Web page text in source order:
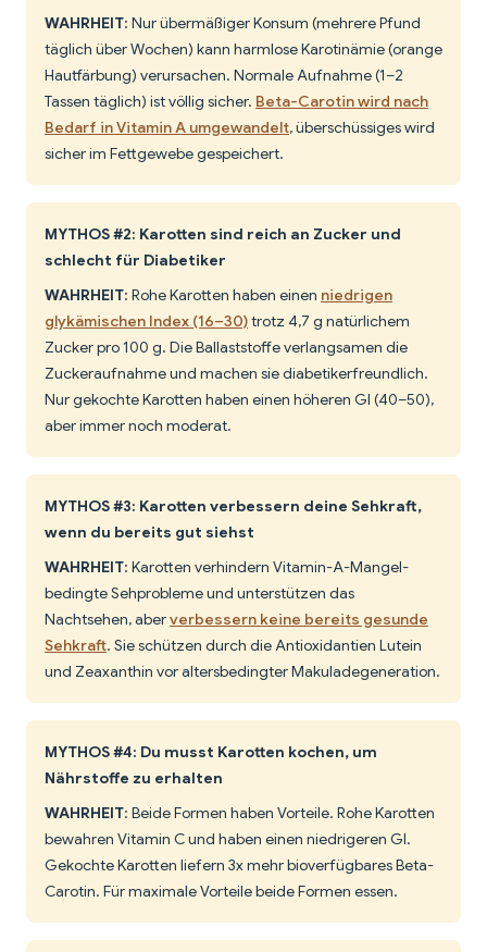
WAHRHEIT: Nur übermäßiger Konsum (mehrere Pfund
täglich über Wochen) kann harmlose Karotinämie (orange
Hautfärbung) verursachen. Normale Aufnahme (1–2
Tassen täglich) ist völlig sicher. Beta-Carotin wird nach
Bedarf in Vitamin A umgewandelt, überschüssiges wird
sicher im Fettgewebe gespeichert.
MYTHOS #2: Karotten sind reich an Zucker und
schlecht für Diabetiker
WAHRHEIT: Rohe Karotten haben einen niedrigen
glykämischen Index (16–30)trotz 4,7 g natürlichem
Zucker pro 100 g. Die Ballaststoffe verlangsamen die
Zuckeraufnahme und machen sie diabetikerfreundlich.
Nur gekochte Karotten haben einen höheren GI (40–50),
aber immer noch moderat.
MYTHOS #3: Karotten verbessern deine Sehkraft,
wenn du bereits gut siehst
WAHRHEIT: Karotten verhindern Vitamin-A-Mangel-
bedingte Sehprobleme und unterstützen das
Nachtsehen, aberverbessern keine bereits gesunde
Sehkraft. Sie schützen durch die Antioxidantien Lutein
und Zeaxanthin vor altersbedingter Makuladegeneration.
MYTHOS #4: Du musst Karotten kochen, um
Nährstoffe zu erhalten
WAHRHEIT: Beide Formen haben Vorteile. Rohe Karotten
bewahren Vitamin C und haben einen niedrigeren GI.
Gekochte Karotten liefern 3x mehr bioverfügbares Beta-
Carotin. Für maximale Vorteile beide Formen essen.